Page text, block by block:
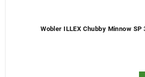
Wobler ILLEX Chubby Minnow SP